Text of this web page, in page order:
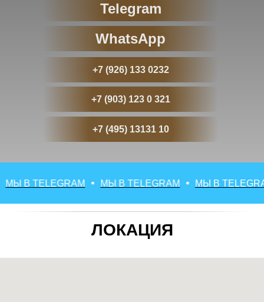
Telegram
WhatsApp
+7 (926) 133 0232
+7 (903) 123 0 321
+7 (495) 13131 10
В TELEGRAM МЫ В TELEGRAM МЫ В TELEGRAM
ЛОКАЦИЯ